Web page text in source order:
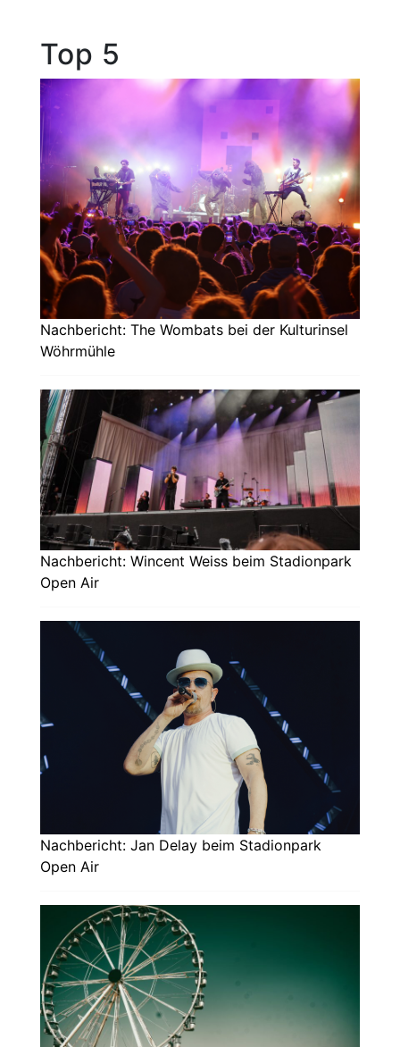
Top 5
Nachbericht: The Wombats bei der Kulturinsel
Wöhrmühle
Nachbericht: Wincent Weiss beim Stadionpark
Open Air
Nachbericht: Jan Delay beim Stadionpark
Open Air